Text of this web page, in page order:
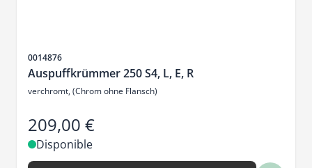
SKU
0014876
Auspuffkrümmer 250 S4, L, E, R
verchromt, (Chrom ohne Flansch)
209,00 €
Disponible